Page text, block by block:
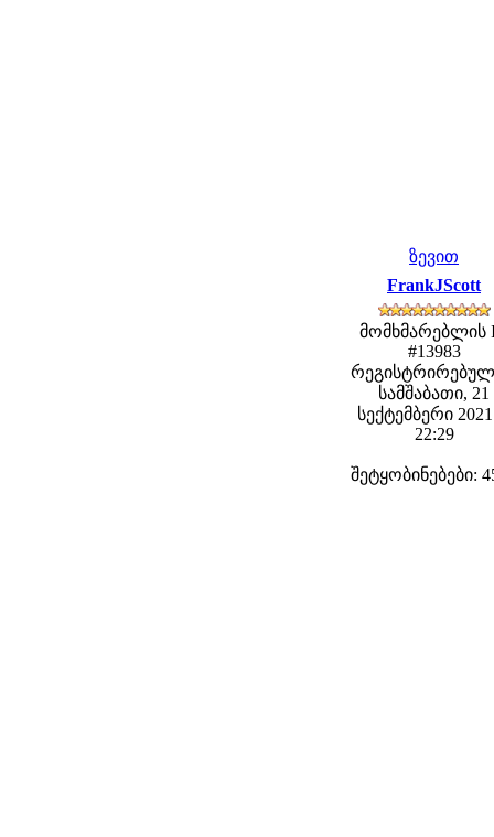
ზევით
FrankJScott
მომხმარებლის
#13983
სამშაბათი, 21
სექტემბერი
22:29
შეტყობინებები: